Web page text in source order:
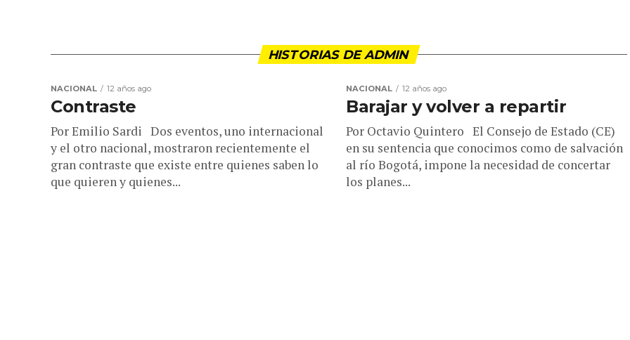
HISTORIAS DE ADMIN
NACIONAL 12 años ago
Contraste
Por Emilio Sardi Dos eventos, uno internacional
y el otro nacional, mostraron recientemente el
gran contraste que existe entre quienes saben lo
que quieren y quienes...
NACIONAL 12 años ago
Barajar y volver a repartir
Por Octavio Quintero El Consejo de Estado (CE)
en su sentencia que conocimos como de salvación
al río Bogotá, impone la necesidad de concertar
los planes...